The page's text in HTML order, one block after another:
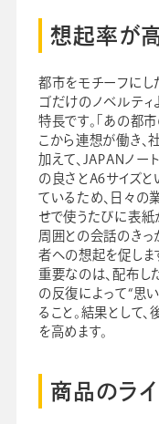
想起率が
都市をモチーフにし
ゴだけのノベルティ
特長です。「あの都
こから連想が働き、
加えて、JAPANノー
の良さとA6サイズ
ているため、日々の
せで使うたびに表紙
周囲との会話のきっ
者への想起を促しま
重要なのは、配布し
の反復によって“思
ること。結果として
を高めます。
商品のラ